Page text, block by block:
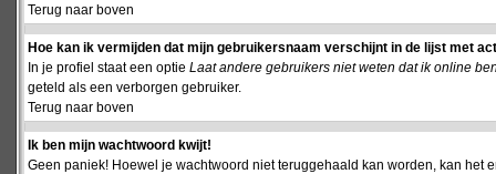
Terug naar boven
Hoe kan ik vermijden dat mijn gebruikersnaam verschijnt in de lijst met
In je profiel staat een optie Laat andere gebruikers niet weten dat ik online
geteld als een verborgen gebruiker.
Terug naar boven
Ik ben mijn wachtwoord kwijt!
Geen paniek! Hoewel je wachtwoord niet teruggehaald kan worden, kan